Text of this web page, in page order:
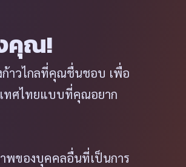
คุณ!
ก้าวไกลที่คุณชื่นชอบ เพื่อ
เทศไทยแบบที่คุณอยาก
พของบุคคลอื่นที่เป็นการ